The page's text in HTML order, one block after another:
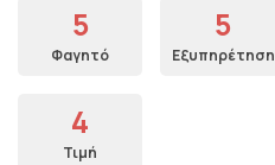
5
Φαγητό
5
Εξυπηρέτηση
4
Τιμή